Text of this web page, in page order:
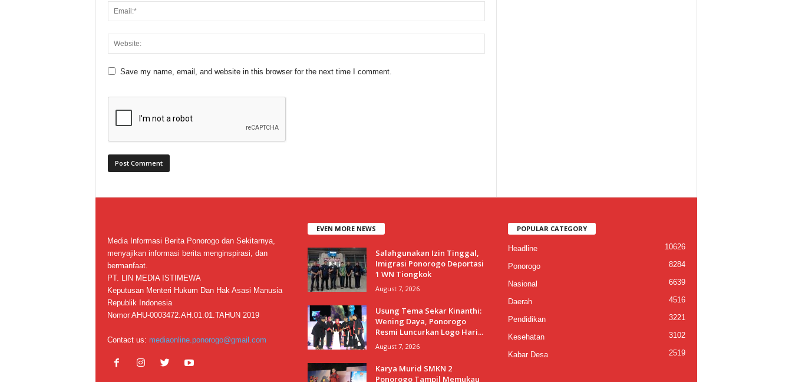
Save my name, email, and website in this browser for the next time I comment.
Media Informasi Berita Ponorogo dan Sekitarnya,
menyajikan informasi berita menginspirasi, dan
bermanfaat.
PT. LIN MEDIA ISTIMEWA
Keputusan Menteri Hukum Dan Hak Asasi Manusia
Republik Indonesia
Nomor AHU-0003472.AH.01.01.TAHUN 2019
Contact us: mediaonline.ponorogo@gmail.com
EVEN MORE NEWS
Salahgunakan Izin Tinggal,
Imigrasi Ponorogo Deportasi
1 WN Tiongkok
August 7, 2026
Usung Tema Sekar Kinanthi:
Wening Daya, Ponorogo
Resmi Luncurkan Logo Hari...
August 7, 2026
Karya Murid SMKN 2
Ponorogo Tampil Memukau
POPULAR CATEGORY
Headline 10626
Ponorogo 8284
Nasional 6639
Daerah 4516
Pendidikan 3221
Kesehatan 3102
Kabar Desa 2519